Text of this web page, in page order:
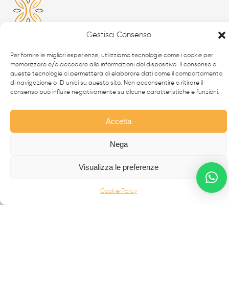
Gestisci Consenso
Per fornire le migliori esperienze, utilizziamo tecnologie come i cookie per
memorizzare e/o accedere alle informazioni del dispositivo. Il consenso a
queste tecnologie ci permetterà di elaborare dati come il comportamento
di navigazione o ID unici su questo sito. Non acconsentire o ritirare il
consenso può influire negativamente su alcune caratteristiche e funzioni.
Accetta
Nega
Visualizza le preferenze
Cookie Policy
Da oltre 40 anni iprofessionistiFabbrIdea progettano
e realizzano soluzioni in ferro battuto e acciaio inox
simbolo dell’eccellenza made in Italynel mondo.
CANCELLI MODERNI
CANCELLI IN FERRO BATTUTO
SCALE IN FERRO BATTUTO